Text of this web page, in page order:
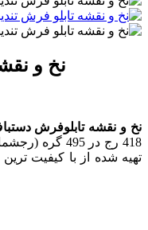
نخ و
نخ و نقشه تابلوفرش
418 رج در 495 گره
(رجشمار
تهیه شده از با کیفیت